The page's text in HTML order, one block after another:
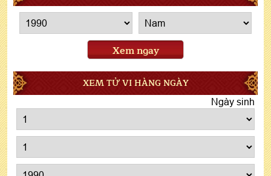
Xem ngay
XEM TỬ VI HÀNG NGÀY
Ngày sinh